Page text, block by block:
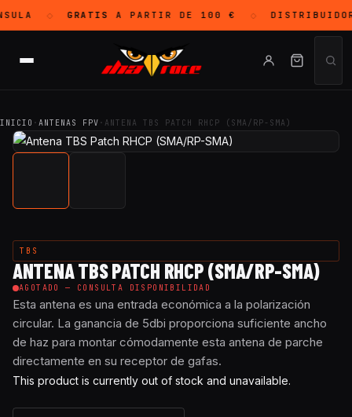
◇ GRATISA PARTIR DE 100 € ◇
INICIO · ANTENAS FPV · ANTENA TBS PATCH RHCP (SMA/RP-SMA)
TBS
ANTENA TBS PATCH RHCP (SMA/RP-SMA)
AGOTADO — CONSULTA DISPONIBILIDAD
Esta antena es una entrada económica a la polarización
circular. La ganancia de 5dbi proporciona suficiente ancho
de haz para montar cómodamente esta antena de parche
directamente en su receptor de gafas.
This product is currently out of stock and unavailable.